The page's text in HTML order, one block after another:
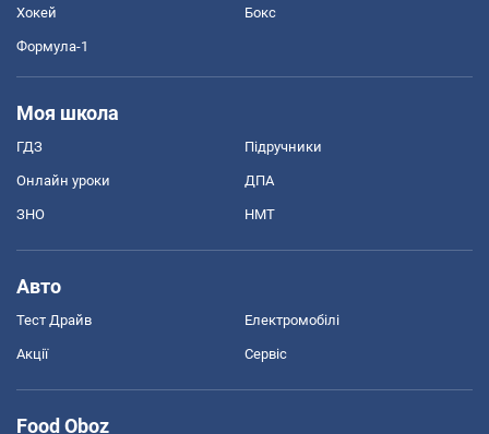
Хокей Бокс
Формула-1
Моя школа
ГДЗ Підручники
Онлайн уроки ДПА
ЗНО НМТ
Авто
Тест Драйв Електромобілі
Акції Сервіс
Food Oboz